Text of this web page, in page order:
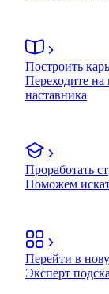
Построить
Переходите
наставника
Проработать
Поможем
Перейти в
Эксперт